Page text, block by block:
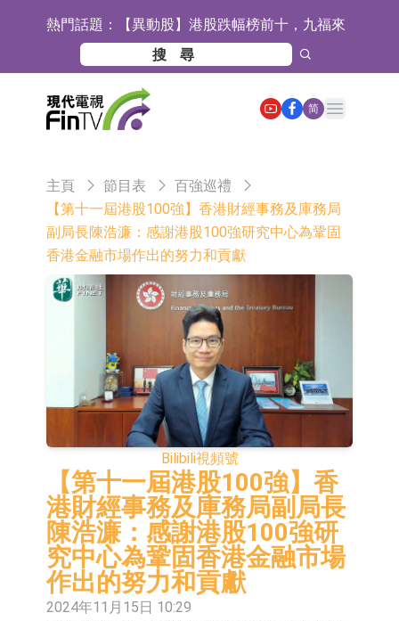
熱門話題： 【異動股】港股跌幅榜前十，九福來
(08611.HK)跌21.43%，天瑞汽車内飾
(06162.HK)跌18.44%
【異動股】港股漲幅榜前十，佳明集
團控股(01271.HK)漲+78.22%，拿森
科技(02261.HK)漲+64.11%
斯迪克：公司為國內摺疊屏核心功能
材料供應商
恒瑞醫藥：公司已在中國獲批上市26
目標客戶的測試認證
上期所：7月份對11個實際控制關系
賬戶組採取限制開倉的監管措施
特發服務：成功中標嗶哩嗶哩上海濱
江總部物業服務項目
亞太股份：公司是零跑汽車和
Stellantis集團的供應商
理工雷科面向邊緣AI場景推出"山
海"系列智算模組 系列產品基於國產
CPU與GPU構建
【異動股】醫療研發外包板塊拉升，
博騰股份(300363.CN)漲20.02%
日韓股市收盤雙雙下跌
依米康：海外交付以東南亞、中東市
場為主 並已取得歐美相關認證
上交所：財通多策略福鑫定期開放靈
活配置混合型發起式證券投資基金臨
時停牌
上交所：景順長城全球半導體芯片產
業股票型證券投資基金臨時停牌
【異動股】港股跌幅榜前十，卡森國
際(00496.HK)跌22.40%，九福來
(08611.HK)跌21.01%
【異動股】港股漲幅榜前十，拿森科
技(02261.HK)漲+75.05%，辰興發展
神火股份：新疆神火鋁水轉化率已
简
Open main menu
主頁 節目表
百強巡禮
【第十一屆港股100強】香港財經事務及庫務局
副局長陳浩濂：感謝港股100強研究中心為鞏固
香港金融市場作出的努力和貢獻
Bilibili視頻號
【第十一屆港股100強】香
港財經事務及庫務局副局長
陳浩濂：感謝港股100強研
究中心為鞏固香港金融市場
作出的努力和貢獻
2024年11月15日 10:29